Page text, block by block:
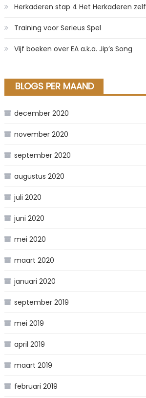
Herkaderen stap 4 Het Herkaderen zelf
Training voor Serieus Spel
Vijf boeken over EA a.k.a. Jip’s Song
BLOGS PER MAAND
december 2020
november 2020
september 2020
augustus 2020
juli 2020
juni 2020
mei 2020
maart 2020
januari 2020
september 2019
mei 2019
april 2019
maart 2019
februari 2019